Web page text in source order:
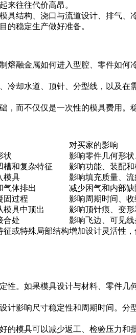
来往往代价高昂。
结构、浇口与流道设计、排气
的稳定生产做好准备。
融金属如何进入型腔、零件如
冷却水道、顶针、分型线，以及
，而不仅仅是一次性的模具费用
对买家的影响
状
影响零件几何形
槽和复杂特征
影响功能、装配
模具
影响填充质量、
气体排出
减少困气和内部缺
固过程
影响周期时间、
模具中顶出
影响顶针痕、变
合处
影响飞边、可见
征或特殊局部结构增加设计灵活性
性。如果模具设计与材料、零件
计影响尺寸稳定性和周期时间。
的模具可以减少返工、检验压力